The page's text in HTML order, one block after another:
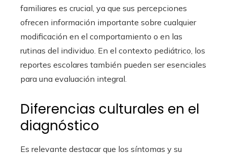
familiares es crucial, ya que sus percepciones
ofrecen información importante sobre cualquier
modificación en el comportamiento o en las
rutinas del individuo. En el contexto pediátrico, los
reportes escolares también pueden ser esenciales
para una evaluación integral.
Diferencias culturales en el
diagnóstico
Es relevante destacar que los síntomas y su